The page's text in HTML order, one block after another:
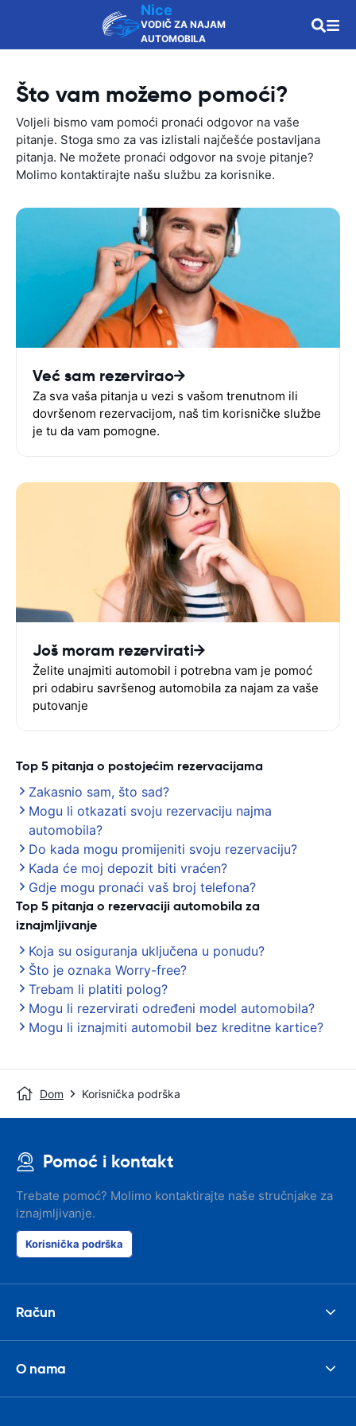
Nice
VODIČ ZA NAJAM
AUTOMOBILA
Što vam možemo pomoći?
Voljeli bismo vam pomoći pronaći odgovor na vaše
pitanje. Stoga smo za vas izlistali najčešće postavljana
pitanja. Ne možete pronaći odgovor na svoje pitanje?
Molimo kontaktirajte našu službu za korisnike.
Već sam rezervirao
Za sva vaša pitanja u vezi s vašom trenutnom ili
dovršenom rezervacijom, naš tim korisničke službe
je tu da vam pomogne.
Još moram rezervirati
Želite unajmiti automobil i potrebna vam je pomoć
pri odabiru savršenog automobila za najam za vaše
putovanje
Top 5 pitanja o postojećim rezervacijama
Zakasnio sam, što sad?
Mogu li otkazati svoju rezervaciju najma
automobila?
Do kada mogu promijeniti svoju rezervaciju?
Kada će moj depozit biti vraćen?
Gdje mogu pronaći vaš broj telefona?
Top 5 pitanja o rezervaciji automobila za
iznajmljivanje
Koja su osiguranja uključena u ponudu?
Što je oznaka Worry-free?
Trebam li platiti polog?
Mogu li rezervirati određeni model automobila?
Mogu li iznajmiti automobil bez kreditne kartice?
Dom Korisnička podrška
Pomoć i kontakt
Trebate pomoć? Molimo kontaktirajte naše stručnjake za
iznajmljivanje.
Korisnička podrška
Račun
O nama